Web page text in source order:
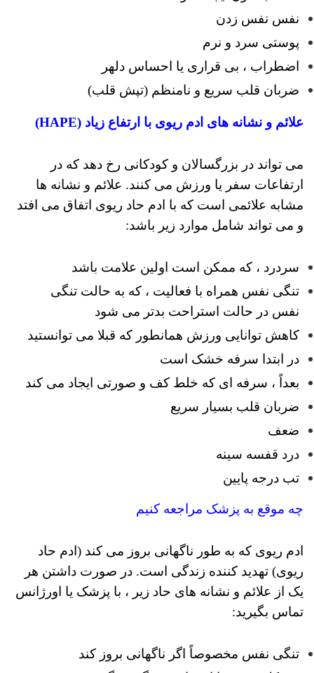
نفس نفس زدن
پوستی سرد و نرم
اضطراب ، بی قراری یا احساس دلهر
ضربان قلب سریع و نامنظم (تپش قلب)
علائم و نشانه های ادم ریوی با ارتفاع زیاد (HAPE)
می تواند در بزرگسالان و کودکانی رخ دهد که در
ارتفاعات سفر یا ورزش می کنند. علائم و نشانه ها
مشابه علائمی است که با ادم حاد ریوی اتفاق می افتد
و می تواند شامل موارد زیر باشد:
سردرد ، که ممکن است اولین علامت باشد
تنگی نفس همراه با فعالیت ، که به حالت تنگی
نفس در حالت استراحت بدتر می شود
کاهش توانایی ورزش همانطور که قبلا می توانستید
در ابتدا سرفه خشک است
بعداً ، سرفه ای که خلط کف و صورتی ایجاد می کند
ضربان قلب بسیار سریع
ضعف
درد قفسه سینه
تب درجه پایین
چه موقع به پزشک مراجعه کنیم
ادم ریوی که به طور ناگهانی بروز می کند (ادم حاد
ریوی) تهدید کننده زندگی است. در صورت داشتن هر
یک از علائم و نشانه های حاد زیر ، با پزشک یا اورژانس
تماس بگیرید:
تنگی نفس مخصوصاً اگر ناگهانی بروز کند